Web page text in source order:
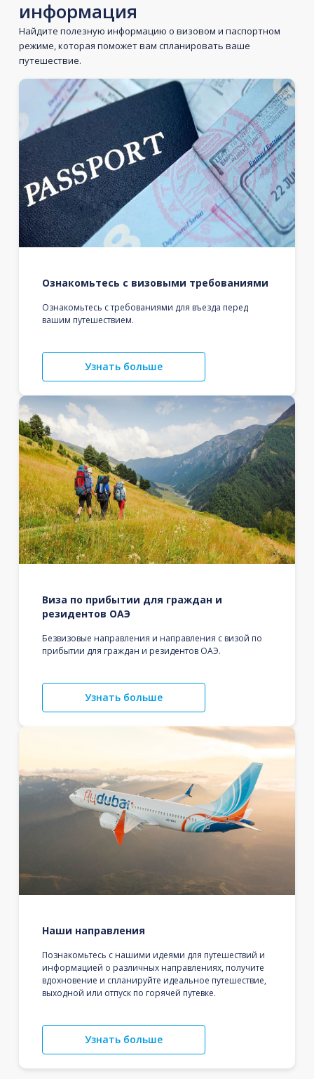
информация
Найдите полезную информацию о визовом и паспортном
режиме, которая поможет вам спланировать ваше
путешествие.
Ознакомьтесь с визовыми требованиями
Ознакомьтесь с требованиями для въезда перед
вашим путешествием.
Узнать больше
Виза по прибытии для граждан и
резидентов ОАЭ
Безвизовые направления и направления с визой по
прибытии для граждан и резидентов ОАЭ.
Узнать больше
Наши направления
Познакомьтесь с нашими идеями для путешествий и
информацией о различных направлениях, получите
вдохновение и спланируйте идеальное путешествие,
выходной или отпуск по горячей путевке.
Узнать больше